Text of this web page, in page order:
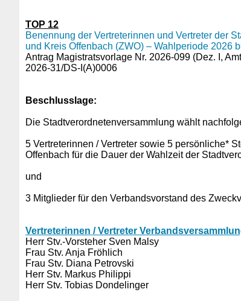
TOP 12
Benennung der Vertreterinnen und Vertreter der
und Kreis Offenbach (ZWO) – Wahlperiode 2026
Antrag Magistratsvorlage Nr. 2026-099 (Dez. I,
2026-31/DS-I(A)0006
Beschlusslage:
Die Stadtverordnetenversammlung wählt
5 Vertreterinnen / Vertreter sowie 5 persönliche*
Offenbach für die Dauer der Wahlzeit der
und
3 Mitglieder für den Verbandsvorstand des
Vertreterinnen / Vertreter
Herr Stv.-Vorsteher Sven Malsy
Frau Stv. Anja Fröhlich
Frau Stv. Diana Petrovski
Herr Stv. Markus Philippi
Herr Stv. Tobias Dondelinger